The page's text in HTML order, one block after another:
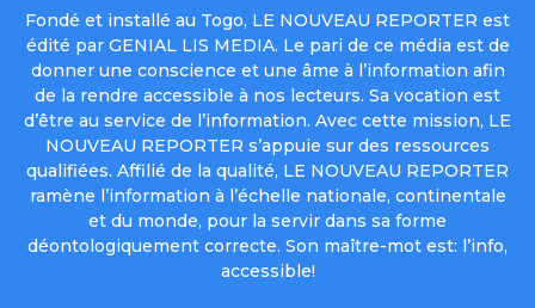
Fondé et installé au Togo, LE NOUVEAU REPORTER est
édité par GENIAL LIS MEDIA. Le pari de ce média est de
donner une conscience et une âme à l’information afin
de la rendre accessible à nos lecteurs. Sa vocation est
d’être au service de l’information. Avec cette mission, LE
NOUVEAU REPORTER s’appuie sur des ressources
qualifiées. Affilié de la qualité, LE NOUVEAU REPORTER
ramène l’information à l’échelle nationale, continentale
et du monde, pour la servir dans sa forme
déontologiquement correcte. Son maître-mot est: l’info,
accessible!